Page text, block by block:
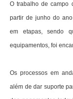
O trabalho de campo
partir de junho do
em etapas, sendo
equipamentos, foi
Os processos em
além de dar suporte